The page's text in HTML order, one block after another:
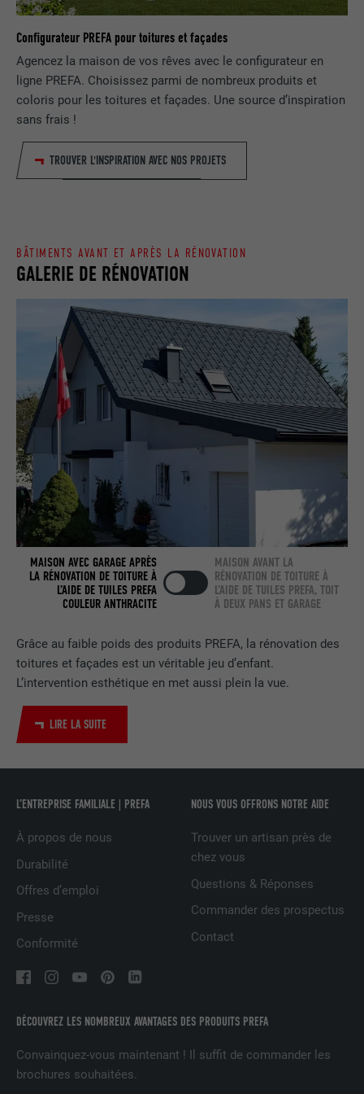
Configurateur PREFA pour toitures et façades
Agencez la maison de vos rêves avec le configurateur en
ligne PREFA. Choisissez parmi de nombreux produits et
coloris pour les toitures et façades. Une source d’inspiration
sans frais !
TROUVER L'INSPIRATION AVEC NOS PROJETS
Grâce au faible poids des produits PREFA, la rénovation des
toitures et façades est un véritable jeu d’enfant.
L’intervention esthétique en met aussi plein la vue.
LIRE LA SUITE
GALERIE DE RÉNOVATION
BÂTIMENTS AVANT ET APRÈS LA RÉNOVATION
MAISON AVEC GARAGE APRÈS
LA RÉNOVATION DE TOITURE À
L’AIDE DE TUILES PREFA
COULEUR ANTHRACITE
MAISON AVANT LA
RÉNOVATION DE TOITURE À
L’AIDE DE TUILES PREFA, TOIT
À DEUX PANS ET GARAGE
DÉCOUVREZ LES NOMBREUX AVANTAGES DES PRODUITS PREFA
Convainquez-vous maintenant ! Il suffit de commander les
brochures souhaitées.
L’ENTREPRISE FAMILIALE | PREFA
À propos de nous
Durabilité
Offres d’emploi
Presse
Conformité
NOUS VOUS OFFRONS NOTRE AIDE
Trouver un artisan près de
chez vous
Questions & Réponses
Commander des prospectus
Contact
UTILITÉ
Enregistre un identifiant unique utilisé
sur la manière dont l'utilisateur utilise le
site Internet.
NOM _gaexp
FOURNISSEUR Google Optimize
UTILITÉ
Est placé afin de tester si le navigateur
autorise l'utilisation de cookies. Ne
NOM lang
FOURNISSEUR ads.linkedin.com
EXPIRATION Session
UTILITÉ
EXPIRATION Session
UTILITÉ
Utilisé par LinkedIn lorsqu'un site
Internet contient une fenêtre « Suivez-
nous » intégrée.
NOM bcookie
LinkedIn
EXPIRATION
UTILITÉ
Utilisé par le service de réseau social
LinkedIn pour suivre l'utilisation de
services intégrés.
bscookie
FOURNISSEUR LinkedIn
EXPIRATION 2 ans
UTILITÉ
NOM UserMatchHistory
FOURNISSEUR
UTILITÉ
Est utilisé pour suivre l'utilisateur sur
plusieurs sites Internet afin d'afficher de
l'utilisateur.
NOM lidc
FOURNISSEUR LinkedIn